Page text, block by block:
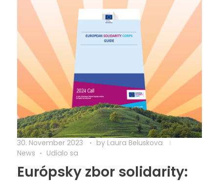
30. November 2023 by Laura Beluskova
News
Udialo sa
Európsky zbor solidarity: